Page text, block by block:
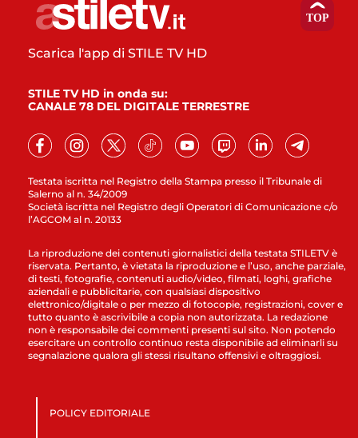
Testata iscritta nel Registro della Stampa presso il Tribunale di
Salerno al n. 34/2009
Società iscritta nel Registro degli Operatori di Comunicazione c/o
l’AGCOM al n. 20133
Scarica l'app di STILE TV HD
STILE TV HD in onda su:
CANALE 78 DEL DIGITALE TERRESTRE
La riproduzione dei contenuti giornalistici della testata STILETV è
riservata. Pertanto, è vietata la riproduzione e l’uso, anche parziale,
di testi, fotografie, contenuti audio/video, filmati, loghi, grafiche
aziendali e pubblicitarie, con qualsiasi dispositivo
elettronico/digitale o per mezzo di fotocopie, registrazioni, cover e
tutto quanto è ascrivibile a copia non autorizzata. La redazione
non è responsabile dei commenti presenti sul sito. Non potendo
esercitare un controllo continuo resta disponibile ad eliminarli su
segnalazione qualora gli stessi risultano offensivi e oltraggiosi.
POLICY EDITORIALE